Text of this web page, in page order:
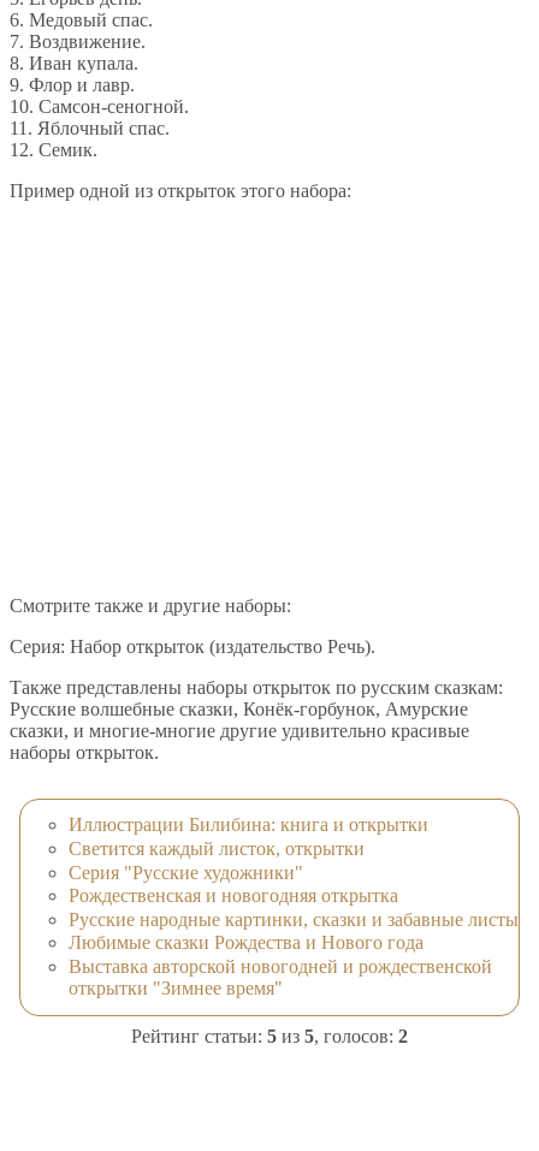
6. Медовый спас.
7. Воздвижение.
8. Иван купала.
9. Флор и лавр.
10. Самсон-сеногной.
11. Яблочный спас.
12. Семик.
Пример одной из открыток этого набора:
Смотрите также и другие наборы:
Серия: Набор открыток (издательство Речь).
Также представлены наборы открыток по русским сказкам:
Русские волшебные сказки, Конёк-горбунок, Амурские
сказки, и многие-многие другие удивительно красивые
наборы открыток.
Иллюстрации Билибина: книга и открытки
Светится каждый листок, открытки
Серия "Русские художники"
Рождественская и новогодняя открытка
Русские народные картинки, сказки и забавные листы
Любимые сказки Рождества и Нового года
Выставка авторской новогодней и рождественской
открытки "Зимнее время"
Рейтинг статьи: 5 из 5, голосов: 2